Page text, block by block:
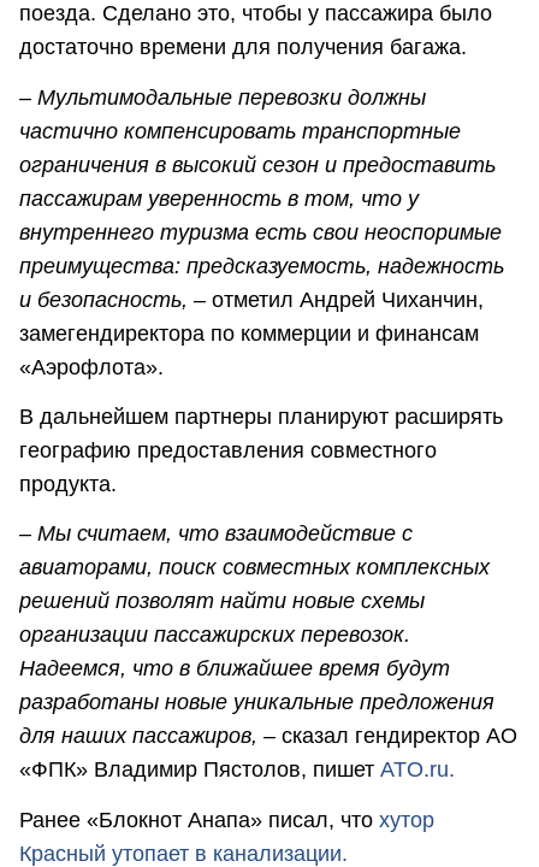
поезда. Сделано это, чтобы у пассажира было
достаточно времени для получения багажа.
– Мультимодальные перевозки должны
частично компенсировать транспортные
ограничения в высокий сезон и предоставить
пассажирам уверенность в том, что у
внутреннего туризма есть свои неоспоримые
преимущества: предсказуемость, надежность
и безопасность, – отметил Андрей Чиханчин,
замегендиректора по коммерции и финансам
«Аэрофлота».
В дальнейшем партнеры планируют расширять
географию предоставления совместного
продукта.
– Мы считаем, что взаимодействие с
авиаторами, поиск совместных комплексных
решений позволят найти новые схемы
организации пассажирских перевозок.
Надеемся, что в ближайшее время будут
разработаны новые уникальные предложения
для наших пассажиров, – сказал гендиректор АО
«ФПК» Владимир Пястолов, пишет ATO.ru.
Ранее «Блокнот Анапа» писал, что хутор
Красный утопает в канализации.